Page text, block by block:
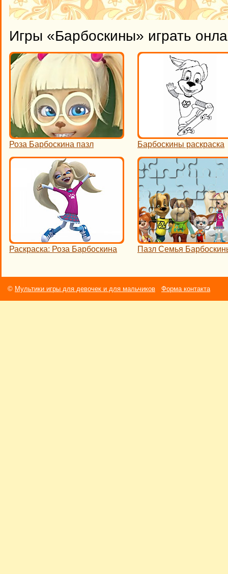
Игры «Барбоскины» играть
Роза Барбоскина пазл Барбоскины раскраска
Раскраска: Роза Барбоскина Пазл Семья
© Мультики игры для девочек и для мальчиков Форма контакта